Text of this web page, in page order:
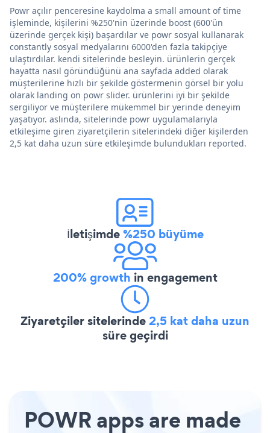
Powr açılır penceresine kaydolma a small amount of time
işleminde, kişilerini %250'nin üzerinde boost (600'ün
üzerinde gerçek kişi) başardılar ve powr sosyal kullanarak
constantly sosyal medyalarını 6000'den fazla takipçiye
ulaştırdılar. kendi sitelerinde besleyin. ürünlerin gerçek
hayatta nasıl göründüğünü ana sayfada added olarak
müşterilerine hızlı bir şekilde göstermenin görsel bir yolu
olarak landing on powr slider. ürünlerini iyi bir şekilde
sergiliyor ve müşterilere mükemmel bir yerinde deneyim
yaşatıyor. aslında, sitelerinde powr uygulamalarıyla
etkileşime giren ziyaretçilerin sitelerindeki diğer kişilerden
2,5 kat daha uzun süre etkileşimde bulundukları reported.
İletişimde%250 büyüme
200% growth in engagement
Ziyaretçiler sitelerinde2,5 kat daha uzun
süre geçirdi
POWR apps are made